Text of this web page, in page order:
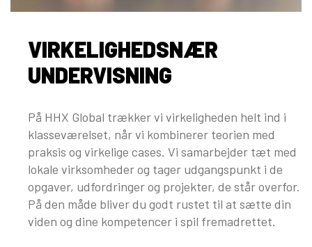
VIRKELIGHEDSNÆR
UNDERVISNING
På HHX Global trækker vi virkeligheden helt ind i
klasseværelset, når vi kombinerer teorien med
praksis og virkelige cases. Vi samarbejder tæt med
lokale virksomheder og tager udgangspunkt i de
opgaver, udfordringer og projekter, de står overfor.
På den måde bliver du godt rustet til at sætte din
viden og dine kompetencer i spil fremadrettet.